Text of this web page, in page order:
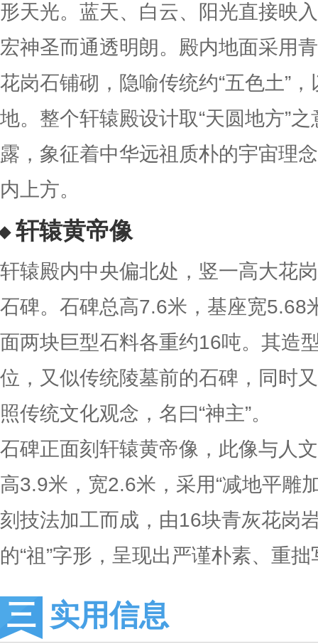
形天光。蓝天、白云、阳光直接映
宏神圣而通透明朗。殿内地面采用
花岗石铺砌，隐喻传统约“五色土”
地。整个轩辕殿设计取“天圆地方”
露，象征着中华远祖质朴的宇宙理
内上方。
轩辕黄帝像
轩辕殿内中央偏北处，竖一高大花
石碑。石碑总高7.6米，基座宽5.68
面两块巨型石料各重约16吨。其造
位，又似传统陵墓前的石碑，同时
照传统文化观念，名曰“神主”。
石碑正面刻轩辕黄帝像，此像与人
高3.9米，宽2.6米，采用“减地平雕
刻技法加工而成，由16块青灰花岗
的“祖”字形，呈现出严谨朴素、重
实用信息